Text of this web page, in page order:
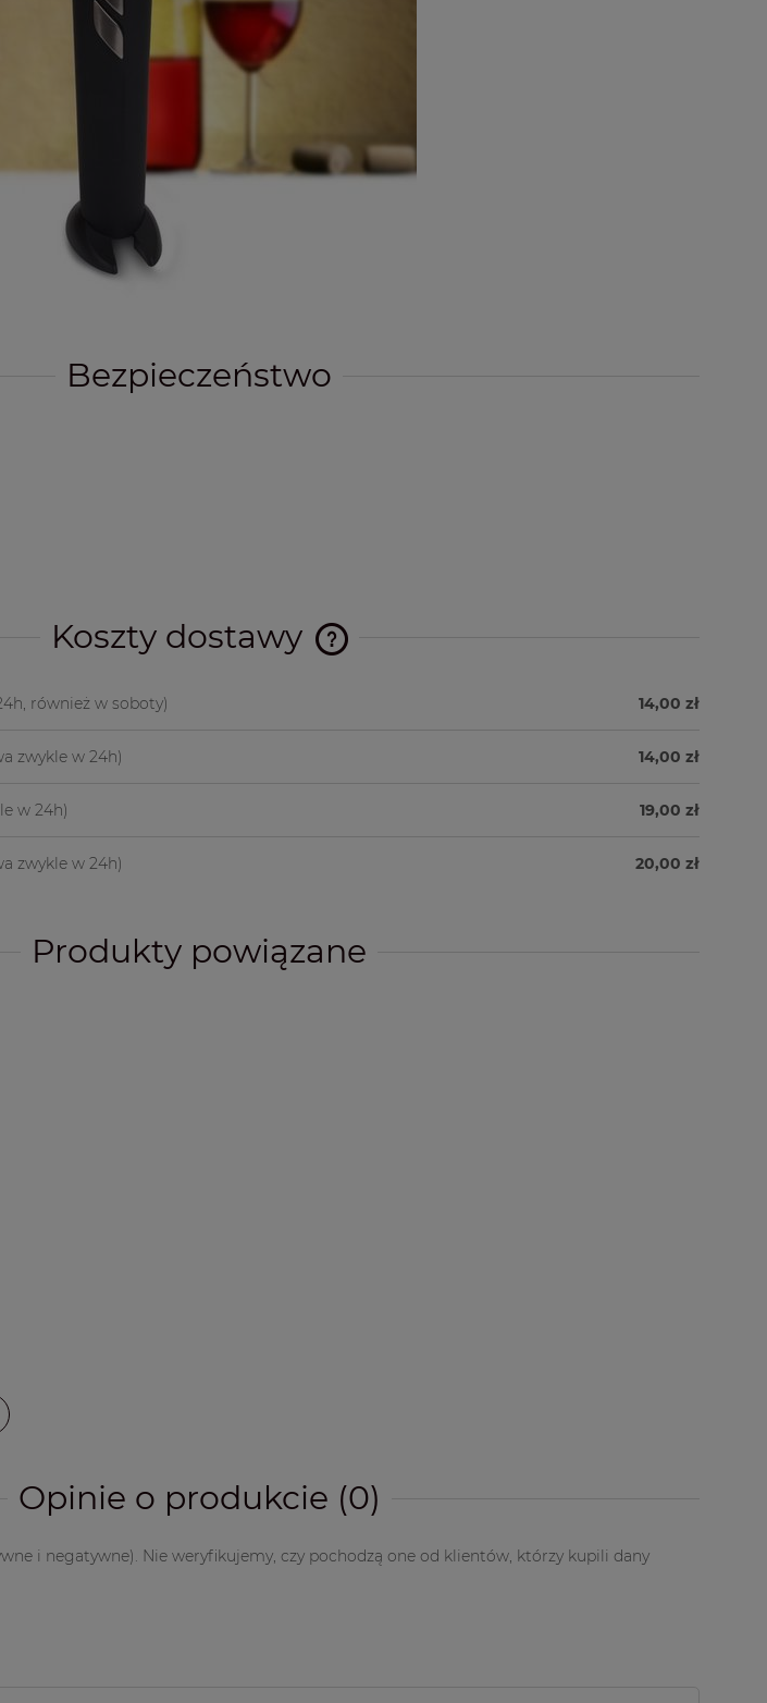
Bezpieczeństwo
Koszty dostawy
również w soboty) 14,00 zł
zwykle w 24h) 14,00 zł
w 24h) 19,00 zł
zwykle w 24h) 20,00 zł
Produkty powiązane
Opinie o produkcie (0)
i negatywne). Nie weryfikujemy, czy pochodzą one od klientów, którzy kupili dany